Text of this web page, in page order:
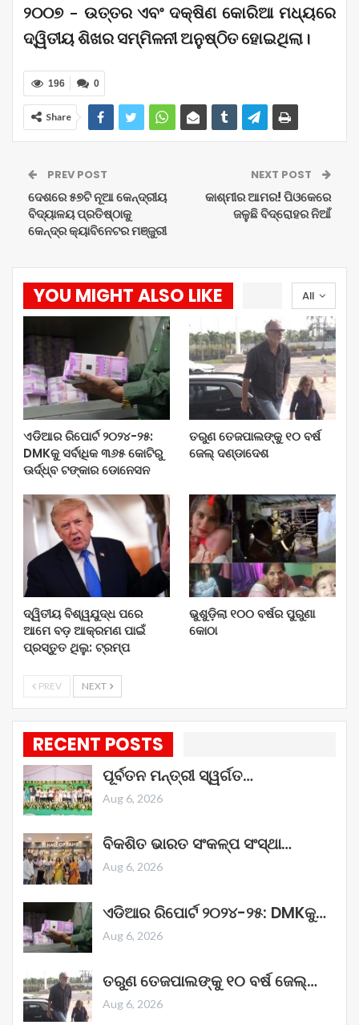
୨୦୦୭ – ଉତ୍ତର ଏବଂ ଦକ୍ଷିଣ କୋରିଆ ମଧ୍ୟରେ
ଦ୍ୱିତୀୟ ଶିଖର ସମ୍ମିଳନୀ ଅନୁଷ୍ଠିତ ହୋଇଥିଲା।
0
196
Share
PREV POST
ଦେଶରେ ୫୭ଟି ନୂଆ କେନ୍ଦ୍ରୀୟ
ବିଦ୍ୟାଳୟ ପ୍ରତିଷ୍ଠାକୁ
କେନ୍ଦ୍ର କ୍ୟାବିନେଟର ମଞ୍ଜୁରୀ
NEXT POST
କାଶ୍ମୀର ଆମର! ପିଓକେରେ
ଜଳୁଛି ବିଦ୍ରୋହର ନିଆଁ
All
YOU MIGHT ALSO LIKE
ଏଡିଆର ରିପୋର୍ଟ ୨୦୨୪-୨୫:
DMKକୁ ସର୍ବାଧିକ ୩୬୫ କୋଟିରୁ
ଊର୍ଦ୍ଧ୍ବ ଟଙ୍କାର ଡୋନେସନ
ତରୁଣ ତେଜପାଲଙ୍କୁ ୧୦ ବର୍ଷ
ଜେଲ୍‌ ଦଣ୍ଡାଦେଶ
ଦ୍ୱିତୀୟ ବିଶ୍ୱଯୁଦ୍ଧ ପରେ
ଆମେ ବଡ଼ ଆକ୍ରମଣ ପାଇଁ
ପ୍ରସ୍ତୁତ ଥିଲୁ: ଟ୍ରମ୍ପ
ଭୁଶୁଡ଼ିଲା ୧୦୦ ବର୍ଷର ପୁରୁଣା
କୋଠା
PREV NEXT
RECENT POSTS
ପୂର୍ବତନ ମନ୍ତ୍ରୀ ସ୍ୱର୍ଗତ…
Aug 6, 2026
ବିକଶିତ ଭାରତ ସଂକଳ୍ପ ସଂସ୍ଥା…
Aug 6, 2026
ଏଡିଆର ରିପୋର୍ଟ ୨୦୨୪-୨୫: DMKକୁ…
Aug 6, 2026
ତରୁଣ ତେଜପାଲଙ୍କୁ ୧୦ ବର୍ଷ ଜେଲ୍‌…
Aug 6, 2026